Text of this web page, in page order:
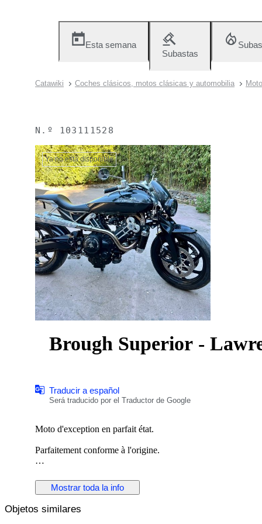
Esta semana
Subastas
Catawiki Coches clásicos, motos clásicas y automobilia
N.º 103111528
Ya no está disponible
Brough Superior -
Traducir a español
Será traducido por el Traductor de Google
Moto d'exception en parfait état.
Parfaitement conforme à l'origine.
Entretenue chez Brough Superior tout fonctionne
efficacité incroyable dans l’utilisation. Reservoir et garde-
Mostrar toda la info
Objetos similares